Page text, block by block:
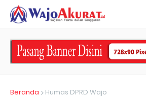
Beranda Humas DPRD Wajo